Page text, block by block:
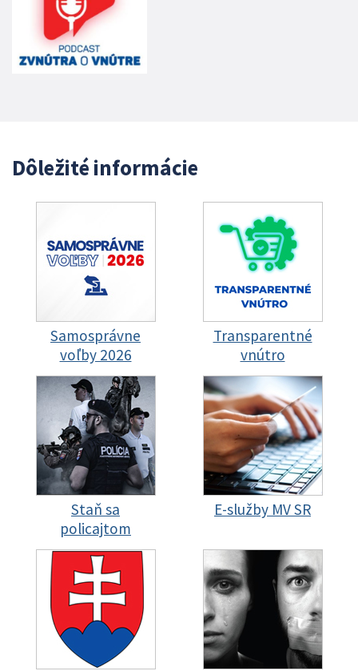
Dôležité informácie
Samosprávne
voľby 2026
Transparentné
vnútro
Staň sa
policajtom
E-služby MV SR